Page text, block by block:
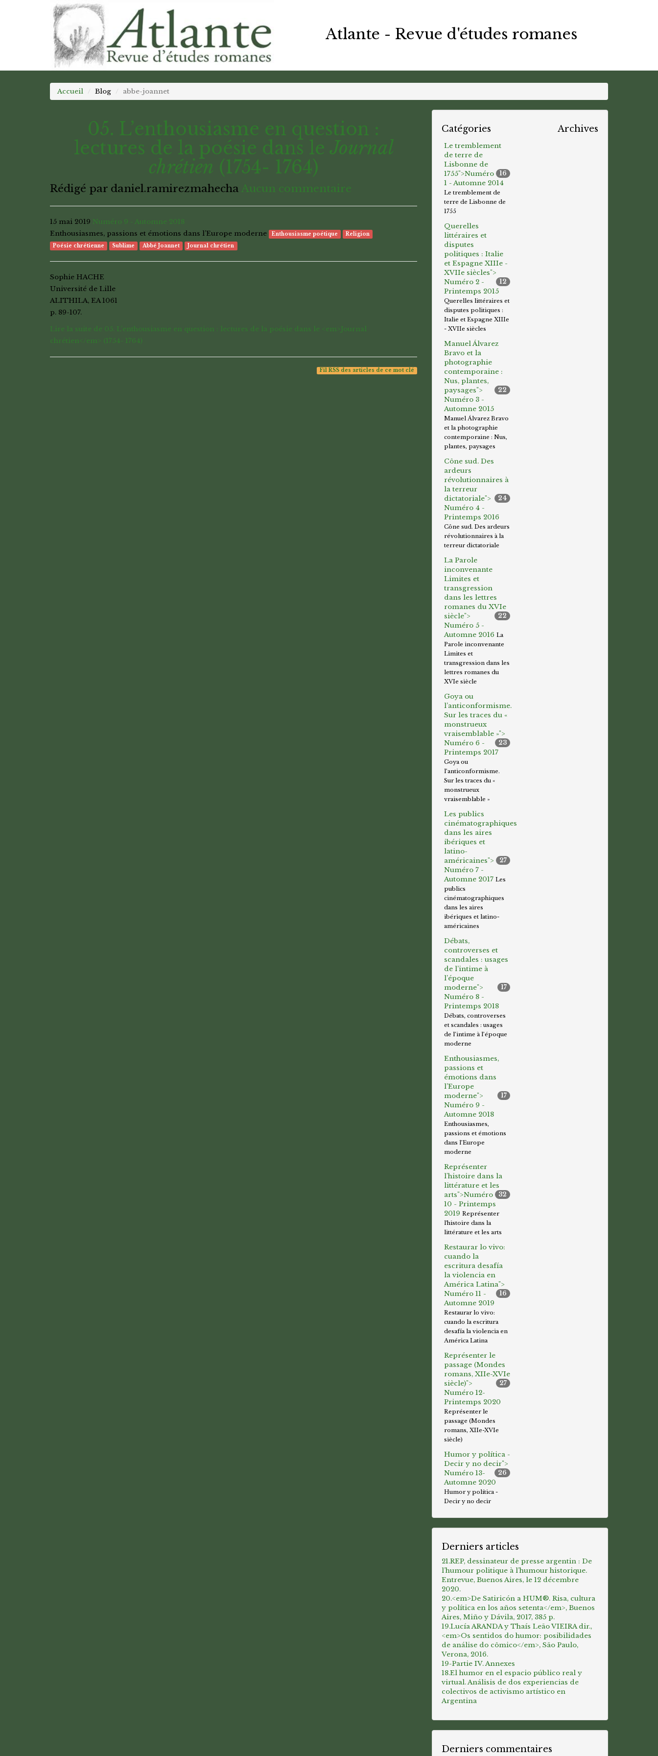
Atlante - Revue d'études romanes
Accueil Blog abbe-joannet
05. L’enthousiasme en question :
lectures de la poésie dans leJournal
chrétien (1754- 1764)
Rédigé par daniel.ramirezmahecha Aucun commentaire
15 mai 2019 Numéro 9 - Automne 2018
Enthousiasmes, passions et émotions dans l’Europe moderne
Enthousiasme poétique
Religion
Poésie chrétienne
Sublime Abbé Joannet Journal chrétien
Sophie HACHE
Université de Lille
ALITHILA, EA 1061
p. 89-107.
Lire la suite de 05. L’enthousiasme en question : lectures de la poésie dans le <em>Journal
chrétien</em> (1754- 1764)
Fil RSS des articles de ce mot clé
Catégories Archives
Le tremblement
de terre de
Lisbonne de
1755">
16
Numéro
1 - Automne 2014
Le tremblement de
terre de Lisbonne de
1755
Querelles
littéraires et
disputes
politiques : Italie
et Espagne XIIIe -
XVIIe siècles">
12
Numéro 2 -
Printemps 2015
Querelles littéraires et
disputes politiques :
Italie et Espagne XIIIe
- XVIIe siècles
Manuel Álvarez
Bravo et la
photographie
contemporaine :
Nus, plantes,
paysages">
22
Numéro 3 -
Automne 2015
Manuel Álvarez Bravo
et la photographie
contemporaine : Nus,
plantes, paysages
Cône sud. Des
ardeurs
révolutionnaires à
la terreur
dictatoriale">
24
Numéro 4 -
Printemps 2016
Cône sud. Des ardeurs
révolutionnaires à la
terreur dictatoriale
La Parole
inconvenante
Limites et
transgression
dans les lettres
romanes du XVIe
siècle">
22
Numéro 5 -
Automne 2016 La
Parole inconvenante
Limites et
transgression dans les
lettres romanes du
XVIe siècle
Goya ou
l’anticonformisme.
Sur les traces du «
monstrueux
vraisemblable »">
23
Numéro 6 -
Printemps 2017
Goya ou
l’anticonformisme.
Sur les traces du «
monstrueux
vraisemblable »
Les publics
cinématographiques
dans les aires
ibériques et
latino-
américaines">
27
Numéro 7 -
Automne 2017 Les
publics
cinématographiques
dans les aires
ibériques et latino-
américaines
Débats,
controverses et
scandales : usages
de l’intime à
l’époque
moderne">
17
Numéro 8 -
Printemps 2018
Débats, controverses
et scandales : usages
de l’intime à l’époque
moderne
Enthousiasmes,
passions et
émotions dans
l’Europe
moderne">
17
Numéro 9 -
Automne 2018
Enthousiasmes,
passions et émotions
dans l’Europe
moderne
Représenter
l'histoire dans la
littérature et les
arts">
32
Numéro
10 - Printemps
2019 Représenter
l'histoire dans la
littérature et les arts
Restaurar lo vivo:
cuando la
escritura desafía
la violencia en
América Latina">
16
Numéro 11 -
Automne 2019
Restaurar lo vivo:
cuando la escritura
desafía la violencia en
América Latina
Représenter le
passage (Mondes
romans, XIIe-XVIe
siècle)">
27
Numéro 12-
Printemps 2020
Représenter le
passage (Mondes
romans, XIIe-XVIe
siècle)
Humor y política -
Decir y no decir">
26
Numéro 13-
Automne 2020
Humor y política -
Decir y no decir
Derniers articles
21.REP, dessinateur de presse argentin : De
l’humour politique à l’humour historique.
Entrevue, Buenos Aires, le 12 décembre
2020.
20.<em>De Satiricón a HUM®. Risa, cultura
y política en los años setenta</em>, Buenos
Aires, Miño y Dávila, 2017, 385 p.
19.Lucía ARANDA y Thaís Leão VIEIRA dir.,
<em>Os sentidos do humor: posibilidades
de análise do cômico</em>, São Paulo,
Verona, 2016.
19-Partie IV. Annexes
18.El humor en el espacio público real y
virtual. Análisis de dos experiencias de
colectivos de activismo artístico en
Argentina
Derniers commentaires